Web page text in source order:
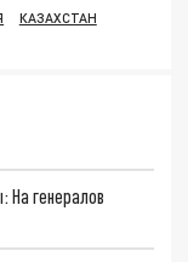
КАЗАХСТАН
На генералов